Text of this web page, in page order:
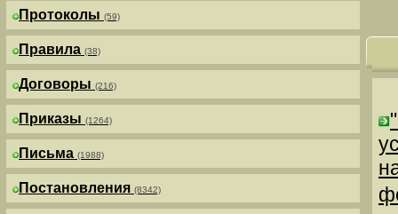
Протоколы (59)
Правила (38)
Договоры (216)
Приказы (1264)
Письма (1988)
Постановления (8342)